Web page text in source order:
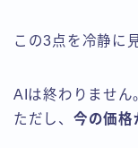
この3点を冷静に
AIは終わりません
ただし、 今の価格